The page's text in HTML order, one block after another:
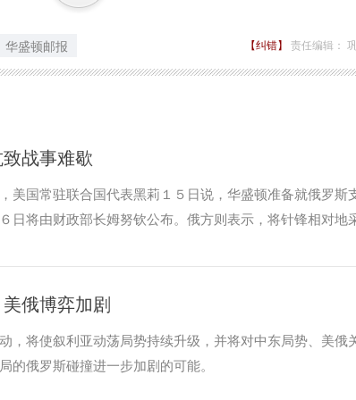
华盛顿邮报 【纠错】 责任编辑：
战事难歇
美国常驻联合国代表黑莉１５日说，华盛顿准备就俄罗斯
日将由财政部长姆努钦公布。俄方则表示，将针锋相对地
俄博弈加剧
，将使叙利亚动荡局势持续升级，并将对中东局势、美俄
俄罗斯碰撞进一步加剧的可能。